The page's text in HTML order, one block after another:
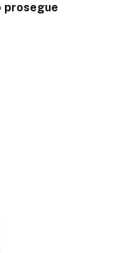
prosegue